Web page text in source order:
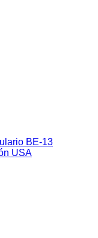
BE-13
USA